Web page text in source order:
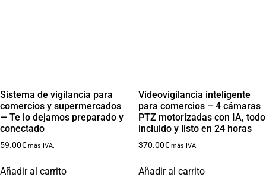
Sistema de vigilancia para
comercios y supermercados
— Te lo dejamos preparado y
conectado
59.00€ más IVA.
Añadir al carrito
Videovigilancia inteligente
para comercios – 4 cámaras
PTZ motorizadas con IA, todo
incluido y listo en 24 horas
370.00€ más IVA.
Añadir al carrito